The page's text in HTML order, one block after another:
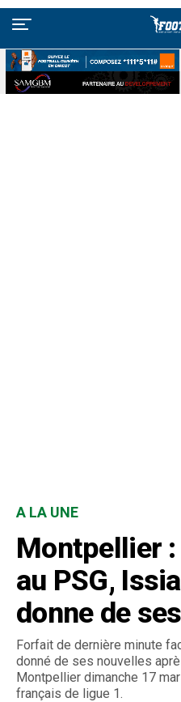
A LA UNE
Montpellier
au PSG,
donne de
Forfait de dernière minute
donné de ses nouvelles
Montpellier dimanche 17
français de ligue 1.